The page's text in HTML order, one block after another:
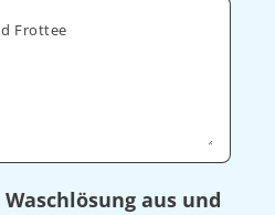
Frottee
aus und